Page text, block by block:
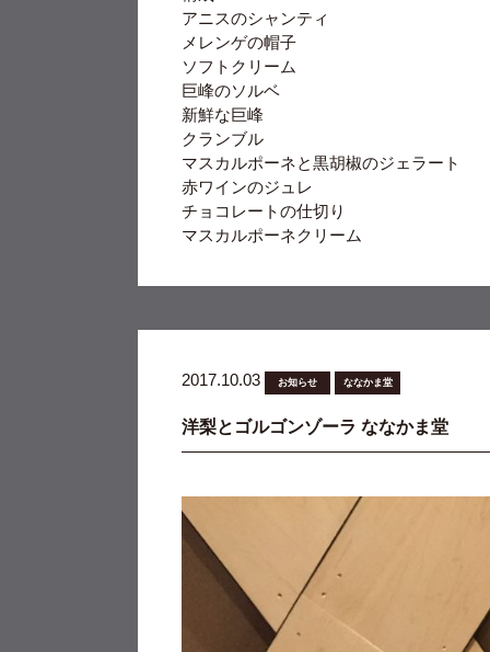
アニスのシャンティ
メレンゲの帽子
ソフトクリーム
巨峰のソルベ
新鮮な巨峰
クランブル
マスカルポーネと黒胡椒のジェラート
赤ワインのジュレ
チョコレートの仕切り
マスカルポーネクリーム
2017.10.03 お知らせ ななかま堂
洋梨とゴルゴンゾーラ ななかま堂